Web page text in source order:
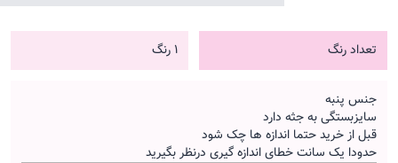
تعداد رنگ 1 رنگ
جنس پنبه
سایزبستگی به جثه دارد
قبل از خرید حتما اندازه ها چک شود
حدودا یک سانت خطای اندازه گیری درنظر بگیرید